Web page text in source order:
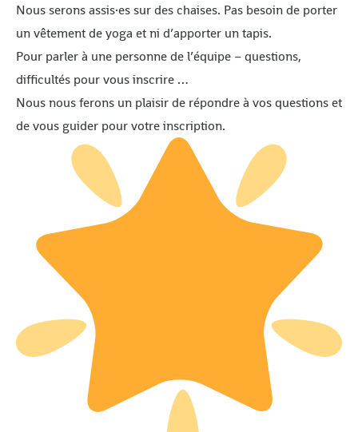
Nous serons assis·es sur des chaises. Pas besoin de porter
un vêtement de yoga et ni d’apporter un tapis.
Pour parler à une personne de l’équipe – questions,
difficultés pour vous inscrire …
Nous nous ferons un plaisir de répondre à vos questions et
de vous guider pour votre inscription.